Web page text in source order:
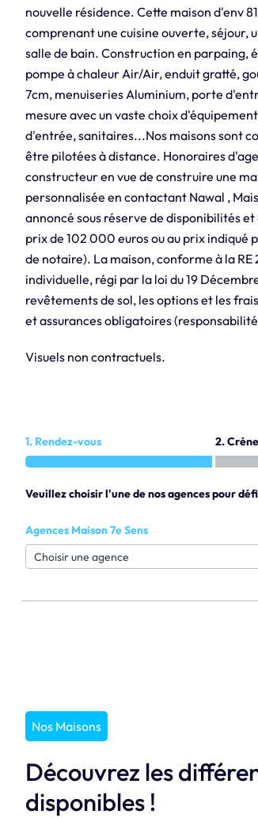
nouvelle résidence. Cette maison d'env
comprenant une cuisine ouverte, séjour,
salle de bain. Construction en parpaing,
pompe à chaleur Air/Air, enduit gratté,
7cm, menuiseries Aluminium, porte
mesure avec un vaste choix
d'entrée, sanitaires...Nos maisons sont
être pilotées à distance. Honoraires
constructeur en vue de construire une
personnalisée en contactant Nawal ,
annoncé sous réserve de disponibilités
prix de 102 000 euros ou au prix
de notaire). La maison, conforme à la
individuelle, régi par la loi du 19
revêtements de sol, les options et les
et assurances obligatoires
Visuels non contractuels.
1. Rendez-vous 2.
Veuillez choisir l'une de nos agences pour
Agences Maison 7e Sens
Nos Maisons
Découvrez les
disponibles !